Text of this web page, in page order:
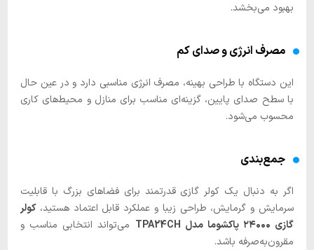
بهبود می‌بخشد.
مصرف انرژی و صدای کم
این دستگاه با طراحی بهینه، مصرف انرژی مناسبی دارد و در عین حال
با سطح صدای پایین، گزینه‌ای مناسب برای منازل و محیط‌های کاری
محسوب می‌شود.
جمع‌بندی
اگر به دنبال یک کولر گازی قدرتمند برای فضاهای بزرگ با قابلیت
سرمایش و گرمایش، طراحی زیبا و عملکرد قابل اعتماد هستید،کولر
گازی ۲۴۰۰۰ پاکشوما مدل TPA24CH
می‌تواند انتخابی مناسب و
مقرون‌به‌صرفه باشد.